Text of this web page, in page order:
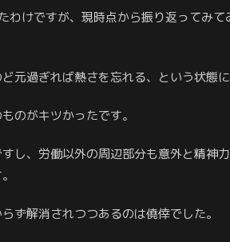
わけですが、現時点から振り返ってみ
元過ぎれば熱さを忘れる、という状態
のがキツかったです。
し、労働以外の周辺部分も意外と精神
ず解消されつつあるのは僥倖でした。